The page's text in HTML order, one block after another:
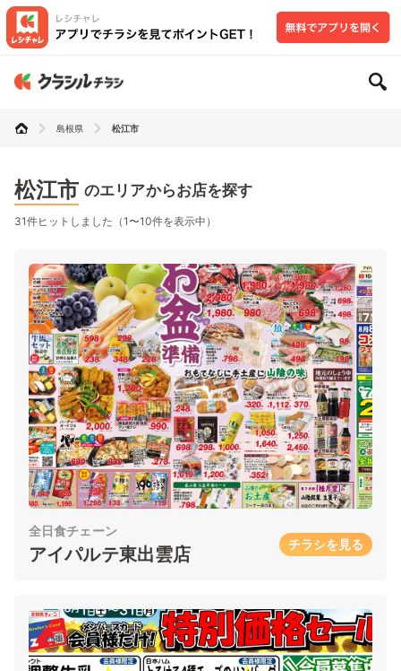
島根県 松江市
松江市 のエリアからお店を探す
31件ヒットしました（1〜10件を表示中）
全日食チェーン
アイパルテ東出雲店 チラシを見る